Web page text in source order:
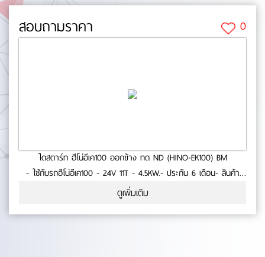
สอบถามราคา 0
ไดสตาร์ท ฮีโน่อีเค100 ออกข้าง ทด ND (HINO-EK100) BM
- ใช้กับรถฮีโน่อีเค100 - 24V 11T - 4.5KW.- ประกัน 6 เดือน- สินค้า
คุณภาพ No.0-38-27
ดูเพิ่มเติม